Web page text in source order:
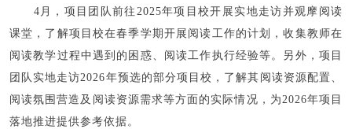
4月，项目团队前往2025年项目校开展实地走访并观摩阅读
课堂，了解项目校在春季学期开展阅读工作的计划，收集教师在
阅读教学过程中遇到的困惑、阅读工作执行经验等。另外，项目
团队实地走访2026年预选的部分项目校，了解其阅读资源配置、
阅读氛围营造及阅读资源需求等方面的实际情况，为2026年项目
落地推进提供参考依据。